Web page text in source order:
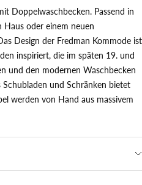
Doppelwaschbecken. Passend in
Haus oder einem neuen
Design der Fredman Kommode ist
inspiriert, die im späten 19. und
und den modernen Waschbecken
und Schränken bietet
werden von Hand aus massivem